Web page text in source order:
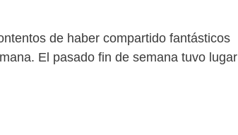
de haber compartido fantásticos
El pasado fin de semana tuvo lugar